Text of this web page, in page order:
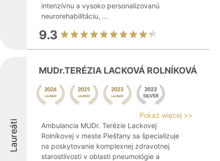
intenzívnu a vysoko personalizovanú
neurorehabilitáciu, ...
9.3
Laureáti
MUDr.TERÉZIA LACKOVÁ ROLNÍKOVÁ
Pokaż więcej >>
Ambulancia MUDr. Terézie Lackovej
Rolníkovej v meste Piešťany sa špecializuje
na poskytovanie komplexnej zdravotnej
starostlivosti v oblasti pneumológie a